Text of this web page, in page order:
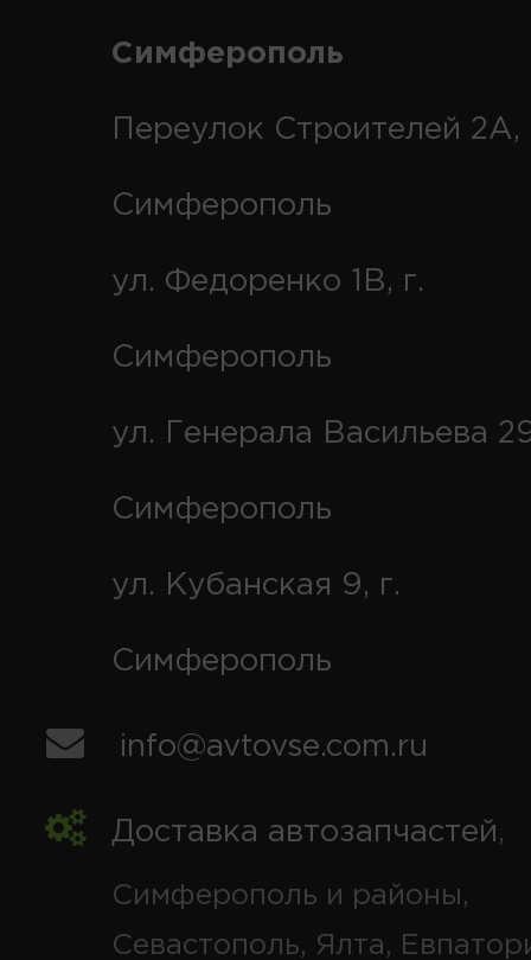
Симферополь
Переулок Строителей 2А,
Симферополь
ул. Федоренко 1В, г.
Симферополь
ул. Генерала Васильева
Симферополь
ул. Кубанская 9, г.
Симферополь
info@avtovse.com.ru
Доставка автозапчастей,
Симферополь и районы,
Севастополь, Ялта,